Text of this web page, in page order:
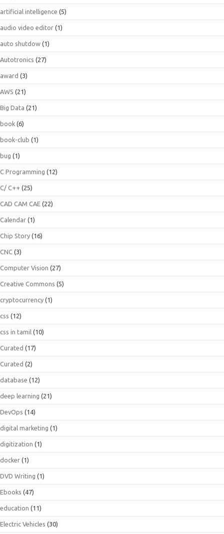
artificial intelligence (5)
audio video editor (1)
auto shutdow (1)
Autotronics (27)
award (3)
AWS (21)
Big Data (21)
book (6)
book-club (1)
bug (1)
C Programming (12)
C/ C++ (25)
CAD CAM CAE (22)
Calendar (1)
Chip Story (16)
CNC (3)
Computer Vision (27)
Creative Commons (5)
cryptocurrency (1)
css (12)
css in tamil (10)
Curated (17)
Curated (2)
database (12)
deep learning (21)
DevOps (14)
digital marketing (1)
digitization (1)
docker (1)
DVD Writing (1)
Ebooks (47)
education (11)
Electric Vehicles (30)